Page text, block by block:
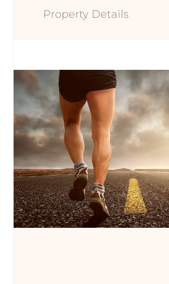
Property Details